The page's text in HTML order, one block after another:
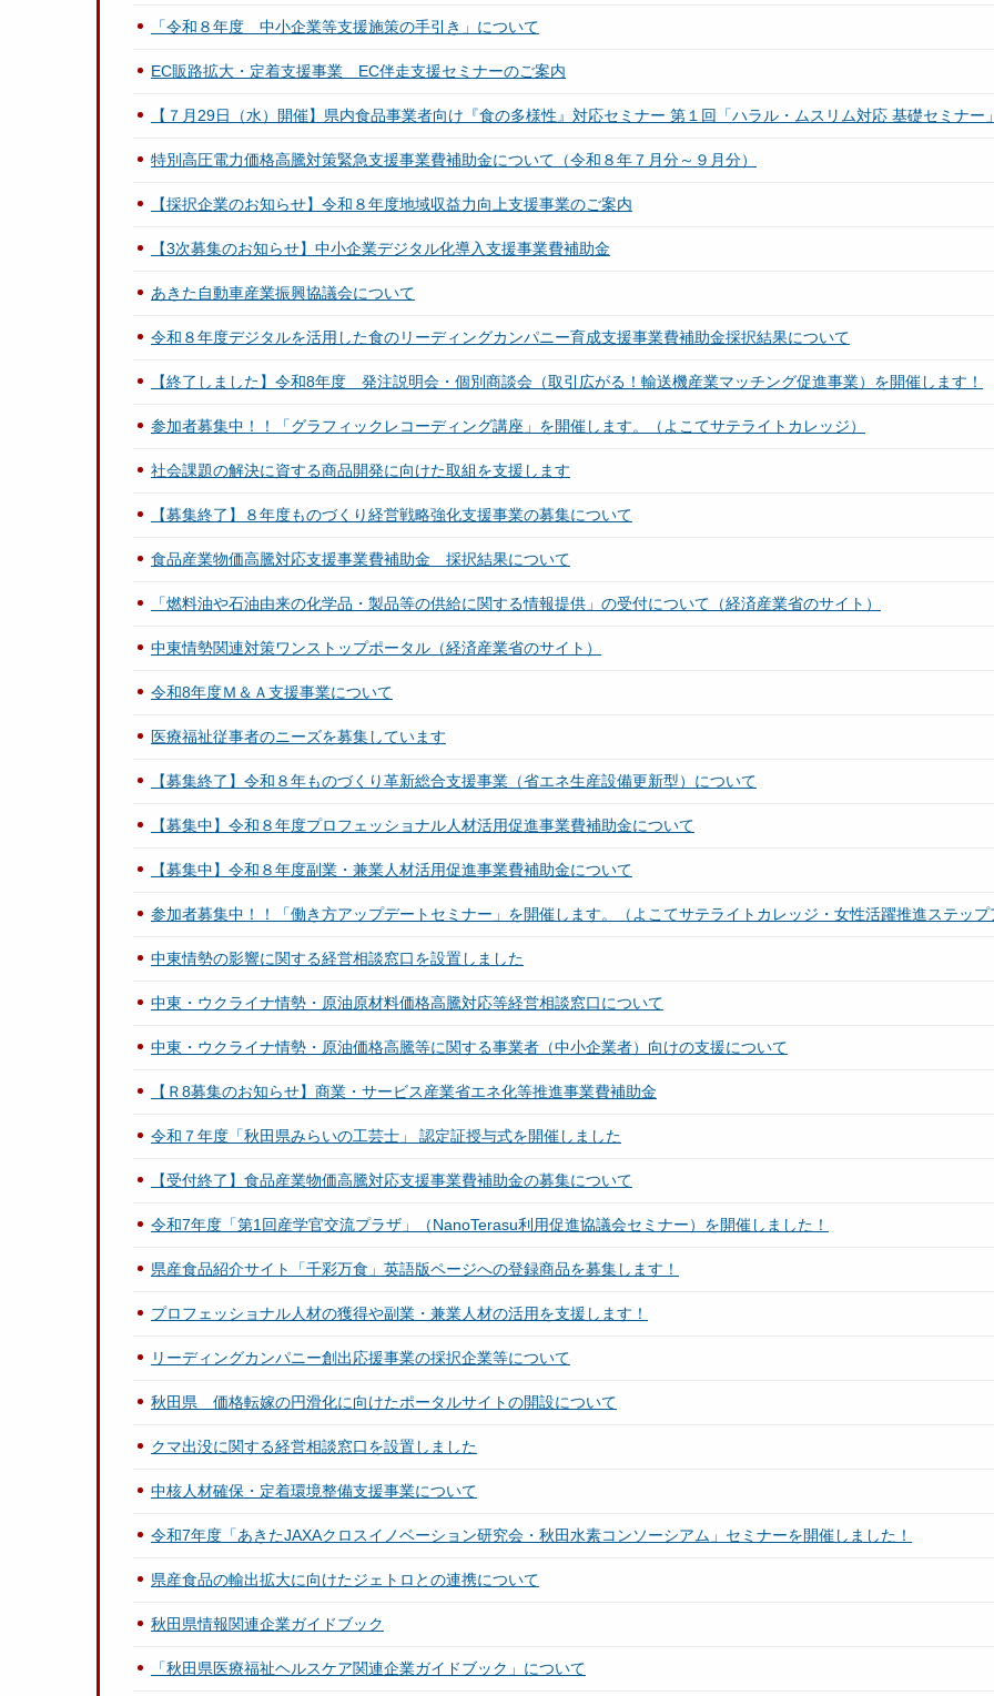
「令和８年度 中小企業等支援施策の手引き」について
EC販路拡大・定着支援事業 EC伴走支援セミナーのご案内
【７月29日（水）開催】県内食品事業者向け『食の多様性』対応セミナー 第１回「ハラル・ムスリム対応 基礎セミナ
特別高圧電力価格高騰対策緊急支援事業費補助金について（令和８年７月分～９月分）
【採択企業のお知らせ】令和８年度地域収益力向上支援事業のご案内
【3次募集のお知らせ】中小企業デジタル化導入支援事業費補助金
あきた自動車産業振興協議会について
令和８年度デジタルを活用した食のリーディングカンパニー育成支援事業費補助金採択結果について
【終了しました】令和8年度 発注説明会・個別商談会（取引広がる！輸送機産業マッチング促進事業）を開催します！
参加者募集中！！「グラフィックレコーディング講座」を開催します。（よこてサテライトカレッジ）
社会課題の解決に資する商品開発に向けた取組を支援します
【募集終了】８年度ものづくり経営戦略強化支援事業の募集について
食品産業物価高騰対応支援事業費補助金 採択結果について
「燃料油や石油由来の化学品・製品等の供給に関する情報提供」の受付について（経済産業省のサイト）
中東情勢関連対策ワンストップポータル（経済産業省のサイト）
令和8年度Ｍ＆Ａ支援事業について
医療福祉従事者のニーズを募集しています
【募集終了】令和８年ものづくり革新総合支援事業（省エネ生産設備更新型）について
【募集中】令和８年度プロフェッショナル人材活用促進事業費補助金について
【募集中】令和８年度副業・兼業人材活用促進事業費補助金について
参加者募集中！！「働き方アップデートセミナー」を開催します。（よこてサテライトカレッジ・女性活躍推進ステッ
中東情勢の影響に関する経営相談窓口を設置しました
中東・ウクライナ情勢・原油原材料価格高騰対応等経営相談窓口について
中東・ウクライナ情勢・原油価格高騰等に関する事業者（中小企業者）向けの支援について
【Ｒ8募集のお知らせ】商業・サービス産業省エネ化等推進事業費補助金
令和７年度「秋田県みらいの工芸士」 認定証授与式を開催しました
【受付終了】食品産業物価高騰対応支援事業費補助金の募集について
令和7年度「第1回産学官交流プラザ」（NanoTerasu利用促進協議会セミナー）を開催しました！
県産食品紹介サイト「千彩万食」英語版ページへの登録商品を募集します！
プロフェッショナル人材の獲得や副業・兼業人材の活用を支援します！
リーディングカンパニー創出応援事業の採択企業等について
秋田県 価格転嫁の円滑化に向けたポータルサイトの開設について
クマ出没に関する経営相談窓口を設置しました
中核人材確保・定着環境整備支援事業について
令和7年度「あきたJAXAクロスイノベーション研究会・秋田水素コンソーシアム」セミナーを開催しました！
県産食品の輸出拡大に向けたジェトロとの連携について
秋田県情報関連企業ガイドブック
「秋田県医療福祉ヘルスケア関連企業ガイドブック」について